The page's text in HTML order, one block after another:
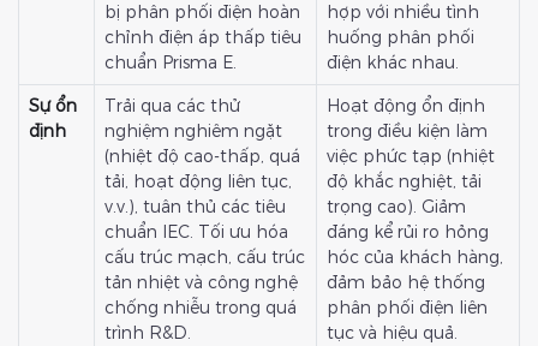
bị phân phối điện hoàn
chỉnh điện áp thấp tiêu
chuẩn Prisma E.
hợp với nhiều tình
huống phân phối
điện khác nhau.
Sự ổn
định
Trải qua các thử
nghiệm nghiêm ngặt
(nhiệt độ cao-thấp, quá
tải, hoạt động liên tục,
v.v.), tuân thủ các tiêu
chuẩn IEC. Tối ưu hóa
cấu trúc mạch, cấu trúc
tản nhiệt và công nghệ
chống nhiễu trong quá
trình R&D.
Hoạt động ổn định
trong điều kiện làm
việc phức tạp (nhiệt
độ khắc nghiệt, tải
trọng cao). Giảm
đáng kể rủi ro hỏng
hóc của khách hàng,
đảm bảo hệ thống
phân phối điện liên
tục và hiệu quả.